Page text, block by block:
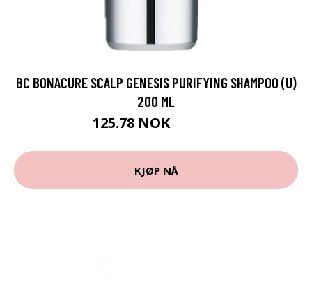
BC BONACURE SCALP GENESIS PURIFYING SHAMPOO (U)
200 ML
125.78 NOK
KJØP NÅ